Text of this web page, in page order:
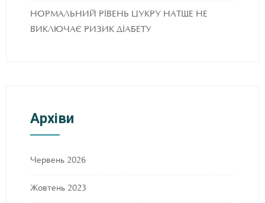
НОРМАЛЬНИЙ РІВЕНЬ ЦУКРУ НАТЩЕ НЕ
ВИКЛЮЧАЄ РИЗИК ДІАБЕТУ
Архіви
Червень 2026
Жовтень 2023